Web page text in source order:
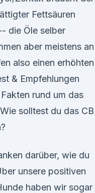
Fettsäuren
die Öle selber
aber meistens an
also einen erhöhten
& Empfehlungen
rund um das
solltest du das
darüber, wie du
unsere positiven
haben wir sogar